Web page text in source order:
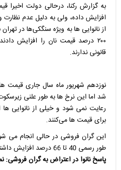
افزایش داده، ولی به دلیل عدم نظارت
از نانوایی ها به ویژه سنگکی‌ها در
۲۰۰ درصد قیمت نان را افزایش
قانونی ندارند.
نوزدهم شهریور ماه سال جاری قیمت
شد اما این نرخ ها به طور علنی
برای قیمت ها می‌کنند.
این گران فروشی در حالی انجام می
طور رسمی 40 تا 66 درصد افزایش داشته است.
پاسخ نانوا در اعتراض به گران فروشی: